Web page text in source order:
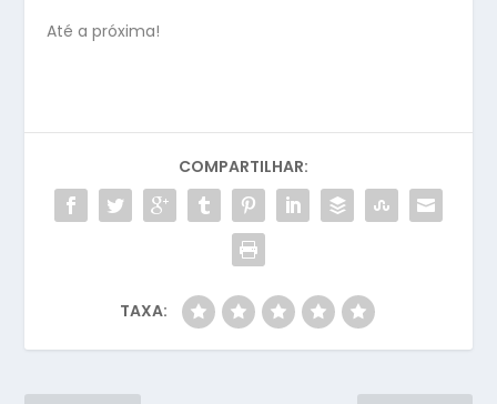
Até a próxima!
COMPARTILHAR:
TAXA: